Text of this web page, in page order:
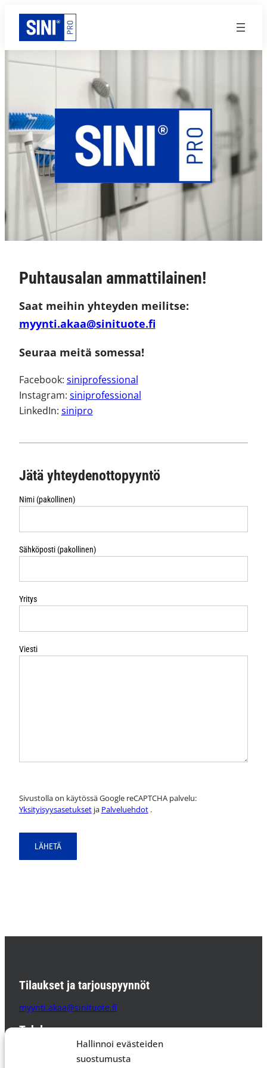
Hallinnoi evästeiden
suostumusta
Siirry
sisältöön
Puhtausalan ammattilainen!
Saat meihin yhteyden meilitse:
myynti.akaa@sinituote.fi
Seuraa meitä somessa!
Facebook: siniprofessional
Instagram: siniprofessional
LinkedIn: sinipro
Jätä yhteydenottopyyntö
Nimi (pakollinen)
Sähköposti (pakollinen)
Yritys
Viesti
Sivustolla on käytössä Google reCAPTCHA palvelu:
Yksityisyysasetuksetja Palveluehdot.
Alternative:
Tilaukset ja tarjouspyynnöt
myynti.akaa@sinituote.fi
Tehdas